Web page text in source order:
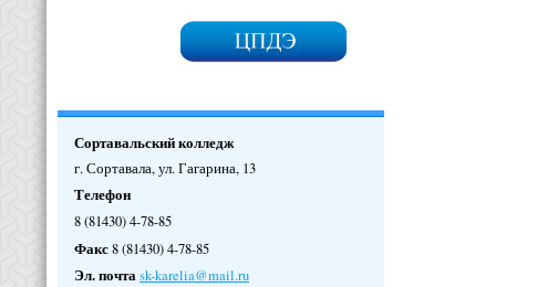
Сортавальский колледж
г. Сортавала, ул. Гагарина, 13
Телефон
8 (81430) 4-78-85
Факс8 (81430) 4-78-85
Эл. почтаsk-karelia@mail.ru